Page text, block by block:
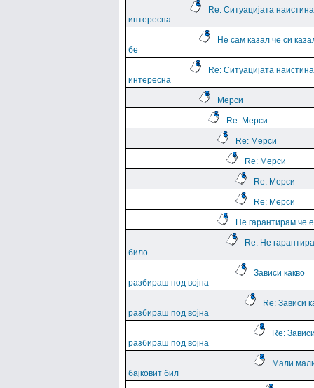
Re: Ситуацијата
интересна
Не сам казал че си
бе
Re: Ситуацијата
интересна
Мерси
Re: Мерси
Re: Мерси
Re: Мерси
Re: Мерси
Re: Мерси
Не гарантирам че
Re: Не
било
Зависи какво
разбираш под војна
Re: Зависи
разбираш под војна
Re:
разбираш под војна
Мали
бајковит бил